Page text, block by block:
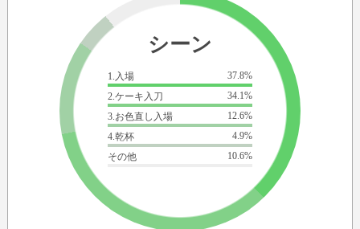
no explanation for this feeling i have never had before
（今までにないこの感覚）
somehow i'm really sure
（なんとなく）
i'm really sure
（確かな感覚）
i make you happy
（あなたを幸せにしてあげる）
now and forever
（これからもずっとずっと）
you will be the one for me
（あなたは私のたったの一人の人）
シーン
1.入場
37.8%
2.ケーキ入刀
34.1%
3.お色直し入場
12.6%
4.乾杯
4.9%
その他
10.6%